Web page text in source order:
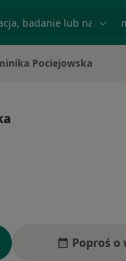
Pociejowska
Poproś o